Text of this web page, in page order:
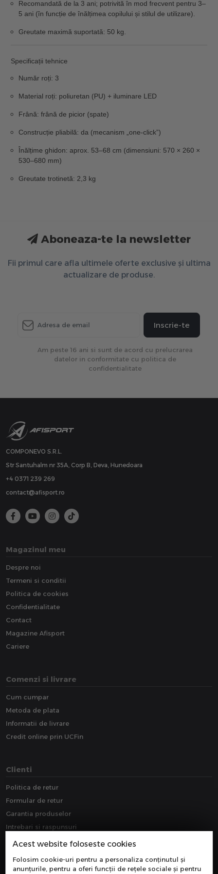
Recomandată de la 3 ani; potrivită în mod frecvent pentru 3–
5 ani (în funcție de înălțimea copilului și stilul de utilizare).
Greutate maximă suportată: 50 kg.
Specificații tehnice
Număr roți: 3
Material roți: poliuretan (PU) + iluminare LED
Frână: frână de picior (spate)
Construcție pliabilă: da (mecanism „one-click”)
Înălțime ghidon: aprox. 53–68 cm (dimensiuni: 570 × 260 ×
530–680 mm)
Greutate trotinetă: 2,3 kg
Aboneaza-te la newsletter
Fii primul care afla ultimele oferte exclusive și ultima
actualizare de produse.
Inscrie-te
Am peste 16 ani si sunt de acord cu prelucrarea
datelor in conformitate cu politica de
confidentialitate
COMPONEVO S.R.L.
Str Santuhalm nr 35A, Corp B, Deva, Hunedoara
+4 0371 239 269
contact@afisport.ro
Magazinul meu
Despre noi
Termeni si conditii
Politica de cookies
Confidentialitate
Contact
Magazine Afisport
Cariere
Comenzi si livrare
Cum cumpar
Metoda de plata
Informatii de livrare
Credit online prin UCFin
Clienti
Politica de retur
Formular de retur
Garantia produselor
Intrebari si raspunsuri
Downloads
Acest website foloseste cookies
Folosim cookie-uri pentru a personaliza conținutul și
anunțurile, pentru a oferi funcții de rețele sociale și pentru